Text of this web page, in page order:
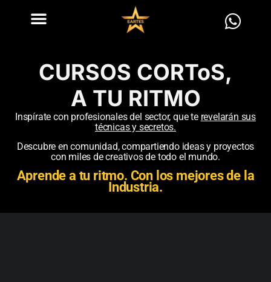
CURSOS CORToS,
A TU RITMO
Inspírate con profesionales del sector, que te revelarán sus
técnicas y secretos.
Descubre en comunidad, compartiendo ideas y proyectos
con miles de creativos de todo el mundo.
Aprende a tu ritmo. Con los mejores de la
Industria.